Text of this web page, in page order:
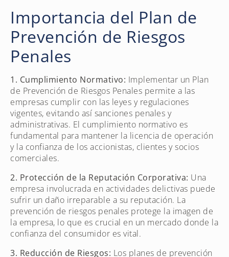
Importancia del Plan de
Prevención de Riesgos
Penales
1. Cumplimiento Normativo: Implementar un Plan
de Prevención de Riesgos Penales permite a las
empresas cumplir con las leyes y regulaciones
vigentes, evitando así sanciones penales y
administrativas. El cumplimiento normativo es
fundamental para mantener la licencia de operación
y la confianza de los accionistas, clientes y socios
comerciales.
2. Protección de la Reputación Corporativa: Una
empresa involucrada en actividades delictivas puede
sufrir un daño irreparable a su reputación. La
prevención de riesgos penales protege la imagen de
la empresa, lo que es crucial en un mercado donde la
confianza del consumidor es vital.
3. Reducción de Riesgos: Los planes de prevención